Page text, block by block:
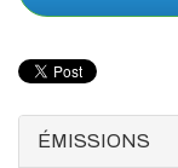
ÉMISSIONS